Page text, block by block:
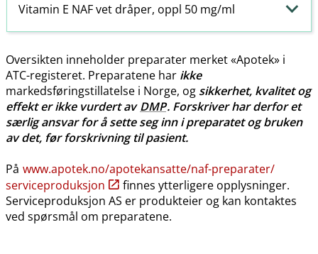
Vitamin E NAF vet dråper, oppl 50 mg/ml
Oversikten inneholder preparater merket «Apotek» i
ATC-registeret. Preparatene har ikke
markedsføringstillatelse i Norge, og sikkerhet, kvalitet og
effekt er ikke vurdert avDMP. Forskriver har derfor et
særlig ansvar for å sette seg inn i preparatet og bruken
av det, før forskrivning til pasient.
På www.apotek.no​/​apotekansatte​/​naf-preparater​/​
serviceproduksjon
finnes ytterligere opplysninger.
Serviceproduksjon AS er produkteier og kan kontaktes
ved spørsmål om preparatene.